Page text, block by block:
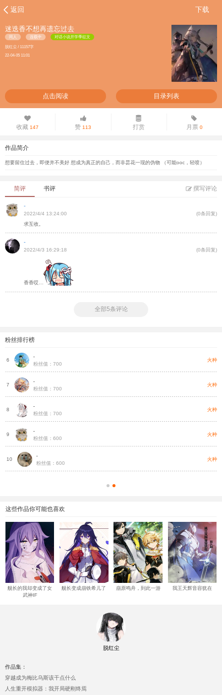
返回 下载
迷迭香不想再遗忘过去
同人 连载中 对话小说开学季征文
脱红尘 / 11157字
22-04-05 11:01
点击阅读 目录列表
收藏 147 赞 113 打赏 月票0
作品简介
想要留住过去，即便并不美好 想成为真正的自己，而非昙花一现的伪物 （可能ooc，轻喷）
简评 书评 撰写评论
-
2022/4/4 13:24:00
(0条回复)
求互收。
-
2022/4/3 16:29:18 (0条回复)
香香哎…
全部5条评论
粉丝排行榜
6
-
粉丝值：700
火种
7
-
粉丝值：700
火种
8
-
粉丝值：700
火种
9
-
粉丝值：600
火种
10
-
粉丝值：600
火种
这些作品你可能也喜欢
舰长的我却变成了女
武神IF
舰长变成崩铁希儿了 崩原鸣舟，到此一游 我王天辉音容犹在
脱红尘
作品集：
穿越成为梅比乌斯该干点什么
人生重开模拟器：我开局硬刚终焉